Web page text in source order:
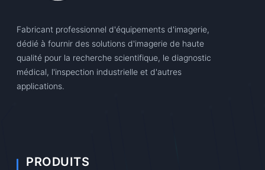
Fabricant professionnel d'équipements d'imagerie,
dédié à fournir des solutions d'imagerie de haute
qualité pour la recherche scientifique, le diagnostic
médical, l'inspection industrielle et d'autres
applications.
PRODUITS